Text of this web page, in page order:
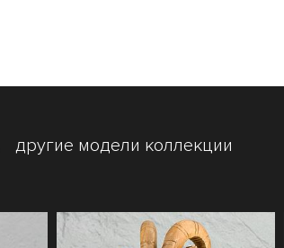
другие модели коллекции